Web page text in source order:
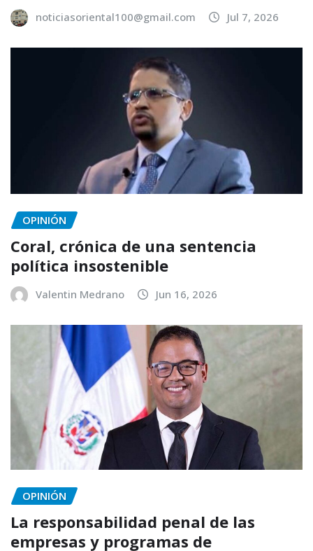
noticiasoriental100@gmail.com Jul 7, 2026
OPINIÓN
Coral, crónica de una sentencia
política insostenible
Valentin Medrano Jun 16, 2026
OPINIÓN
La responsabilidad penal de las
empresas y programas de